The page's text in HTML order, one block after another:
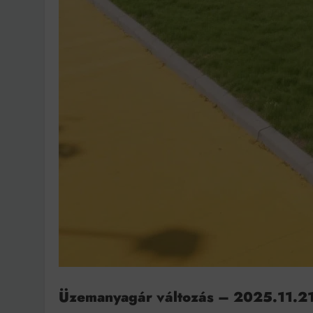
Üzemanyagár változás –